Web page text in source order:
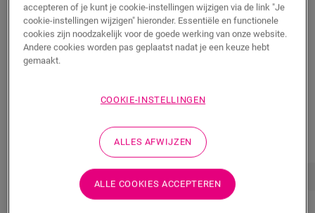
Weet je niet zeker of deze vloer bij je stijl en
behoeften past?
Bekijk hoe het eruit zou zien in je kamer
Eigenschappen Afmetingen
accepteren of je kunt je cookie-instellingen wijzigen via de link "Je
cookie-instellingen wijzigen" hieronder. Essentiële en functionele
cookies zijn noodzakelijk voor de goede werking van onze website.
Andere cookies worden pas geplaatst nadat je een keuze hebt
gemaakt.
COOKIE-INSTELLINGEN
ALLES AFWIJZEN
ALLE COOKIES ACCEPTEREN